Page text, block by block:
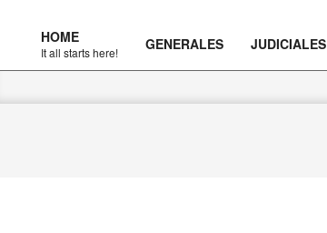
Primary
Navigation
HOME
It all starts here! GENERALES JUDICIALES